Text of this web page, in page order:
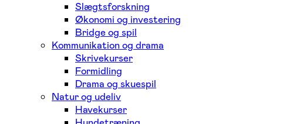
Slægtsforskning
Økonomi og investering
Bridge og spil
Kommunikation og drama
Skrivekurser
Formidling
Drama og skuespil
Natur og udeliv
Havekurser